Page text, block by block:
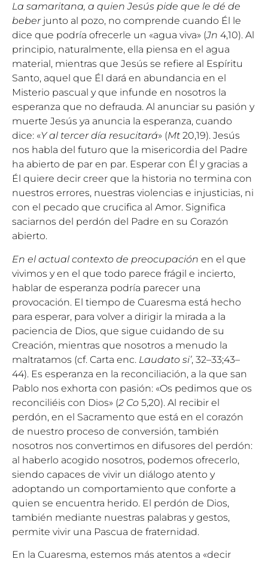
La samaritana, a quien Jesús pide que le dé de
beber junto al pozo, no comprende cuando Él le
dice que podría ofrecerle un «agua viva» (Jn 4,10). Al
principio, naturalmente, ella piensa en el agua
material, mientras que Jesús se refiere al Espíritu
Santo, aquel que Él dará en abundancia en el
Misterio pascual y que infunde en nosotros la
esperanza que no defrauda. Al anunciar su pasión y
muerte Jesús ya anuncia la esperanza, cuando
dice: «Y al tercer día resucitará» (Mt 20,19). Jesús
nos habla del futuro que la misericordia del Padre
ha abierto de par en par. Esperar con Él y gracias a
Él quiere decir creer que la historia no termina con
nuestros errores, nuestras violencias e injusticias, ni
con el pecado que crucifica al Amor. Significa
saciarnos del perdón del Padre en su Corazón
abierto.
En el actual contexto de preocupación en el que
vivimos y en el que todo parece frágil e incierto,
hablar de esperanza podría parecer una
provocación. El tiempo de Cuaresma está hecho
para esperar, para volver a dirigir la mirada a la
paciencia de Dios, que sigue cuidando de su
Creación, mientras que nosotros a menudo la
maltratamos (cf. Carta enc. Laudato si’, 32–33;43–
44). Es esperanza en la reconciliación, a la que san
Pablo nos exhorta con pasión: «Os pedimos que os
reconciliéis con Dios» (2 Co 5,20). Al recibir el
perdón, en el Sacramento que está en el corazón
de nuestro proceso de conversión, también
nosotros nos convertimos en difusores del perdón:
al haberlo acogido nosotros, podemos ofrecerlo,
siendo capaces de vivir un diálogo atento y
adoptando un comportamiento que conforte a
quien se encuentra herido. El perdón de Dios,
también mediante nuestras palabras y gestos,
permite vivir una Pascua de fraternidad.
En la Cuaresma, estemos más atentos a «decir